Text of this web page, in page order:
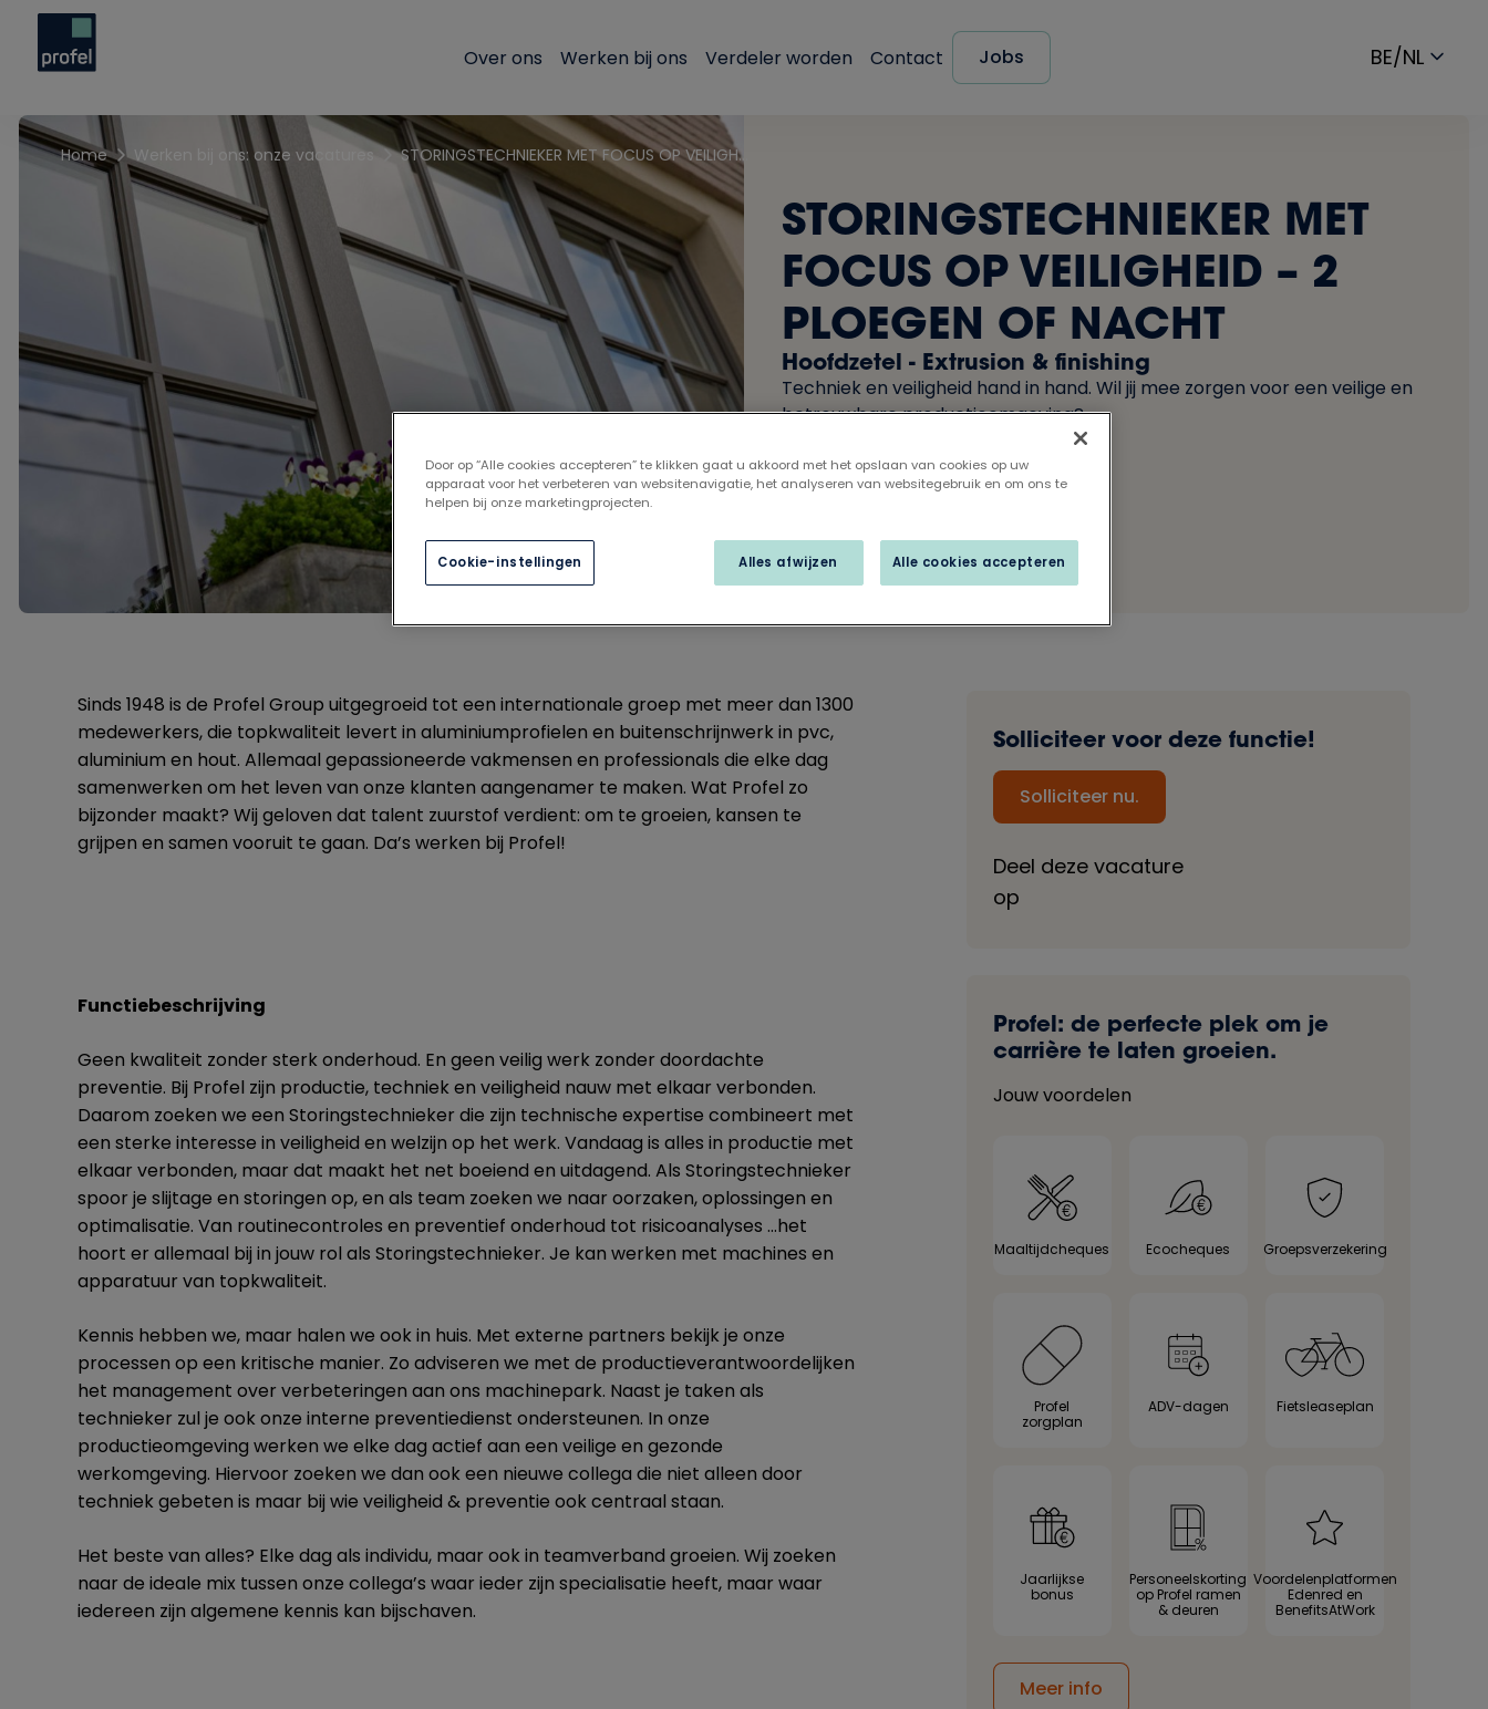
Over ons Werken bij ons Verdeler worden Contact Jobs BE/NL
Home Werken bij ons: onze vacatures STORINGSTECHNIEKER MET FOCUS OP VEILIGHEID – 2 PLOEGEN OF NACHT
STORINGSTECHNIEKER MET
FOCUS OP VEILIGHEID – 2
PLOEGEN OF NACHT
Hoofdzetel - Extrusion & finishing
Techniek en veiligheid hand in hand. Wil jij mee zorgen voor een veilige en
betrouwbare productieomgeving?
Sinds 1948 is de Profel Group uitgegroeid tot een internationale groep met meer dan 1300
medewerkers, die topkwaliteit levert in aluminiumprofielen en buitenschrijnwerk in pvc,
aluminium en hout. Allemaal gepassioneerde vakmensen en professionals die elke dag
samenwerken om het leven van onze klanten aangenamer te maken. Wat Profel zo
bijzonder maakt? Wij geloven dat talent zuurstof verdient: om te groeien, kansen te
grijpen en samen vooruit te gaan. Da’s werken bij Profel!
Functiebeschrijving
Geen kwaliteit zonder sterk onderhoud. En geen veilig werk zonder doordachte
preventie. Bij Profel zijn productie, techniek en veiligheid nauw met elkaar verbonden.
Daarom zoeken we een Storingstechnieker die zijn technische expertise combineert met
een sterke interesse in veiligheid en welzijn op het werk. Vandaag is alles in productie met
elkaar verbonden, maar dat maakt het net boeiend en uitdagend. Als Storingstechnieker
spoor je slijtage en storingen op, en als team zoeken we naar oorzaken, oplossingen en
optimalisatie. Van routinecontroles en preventief onderhoud tot risicoanalyses …het
hoort er allemaal bij in jouw rol als Storingstechnieker. Je kan werken met machines en
apparatuur van topkwaliteit.
Kennis hebben we, maar halen we ook in huis. Met externe partners bekijk je onze
processen op een kritische manier. Zo adviseren we met de productieverantwoordelijken
het management over verbeteringen aan ons machinepark. Naast je taken als
technieker zul je ook onze interne preventiedienst ondersteunen. In onze
productieomgeving werken we elke dag actief aan een veilige en gezonde
werkomgeving. Hiervoor zoeken we dan ook een nieuwe collega die niet alleen door
techniek gebeten is maar bij wie veiligheid & preventie ook centraal staan.
Het beste van alles? Elke dag als individu, maar ook in teamverband groeien. Wij zoeken
naar de ideale mix tussen onze collega’s waar ieder zijn specialisatie heeft, maar waar
iedereen zijn algemene kennis kan bijschaven.
Solliciteer voor deze functie!
Solliciteer nu.
Deel deze vacature
op
Profel: de perfecte plek om je
carrière te laten groeien.
Jouw voordelen
Maaltijdcheques Ecocheques Groepsverzekering
Profel
zorgplan
ADV-dagen Fietsleaseplan
Jaarlijkse
bonus
Personeelskorting
op Profel ramen
& deuren
Voordelenplatformen
Edenred en
BenefitsAtWork
Meer info
Door op “Alle cookies accepteren” te klikken gaat u akkoord met het opslaan van cookies op uw
apparaat voor het verbeteren van websitenavigatie, het analyseren van websitegebruik en om ons te
helpen bij onze marketingprojecten.
Alles afwijzen Alle cookies accepteren
Cookie-instellingen